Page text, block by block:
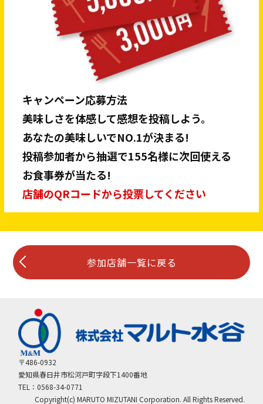
キャンペーン応募方法
美味しさを体感して感想を投稿しよう。
あなたの美味しいでNO.1が決まる!
投稿参加者から抽選で155名様に次回使える
お食事券が当たる!
店舗のQRコードから投票してください
参加店舗一覧に戻る
〒486-0932
愛知県春日井市松河戸町字段下1400番地
TEL：0568-34-0771
Copyright(c) MARUTO MIZUTANI Corporation. All Rights Reserved.